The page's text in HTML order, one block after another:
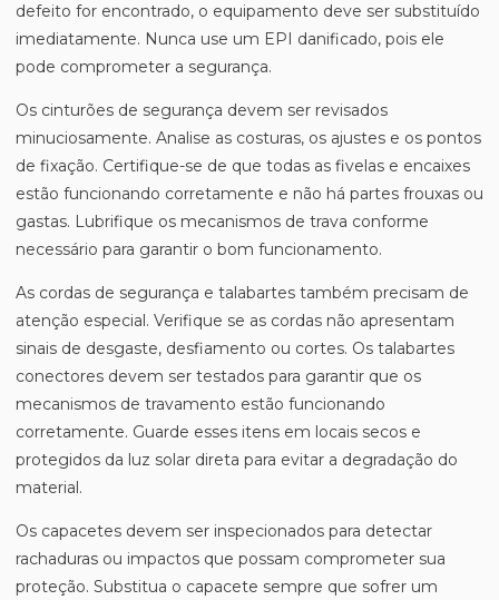
defeito for encontrado, o equipamento deve ser substituído
imediatamente. Nunca use um EPI danificado, pois ele
pode comprometer a segurança.
Os cinturões de segurança devem ser revisados
minuciosamente. Analise as costuras, os ajustes e os pontos
de fixação. Certifique-se de que todas as fivelas e encaixes
estão funcionando corretamente e não há partes frouxas ou
gastas. Lubrifique os mecanismos de trava conforme
necessário para garantir o bom funcionamento.
As cordas de segurança e talabartes também precisam de
atenção especial. Verifique se as cordas não apresentam
sinais de desgaste, desfiamento ou cortes. Os talabartes
conectores devem ser testados para garantir que os
mecanismos de travamento estão funcionando
corretamente. Guarde esses itens em locais secos e
protegidos da luz solar direta para evitar a degradação do
material.
Os capacetes devem ser inspecionados para detectar
rachaduras ou impactos que possam comprometer sua
proteção. Substitua o capacete sempre que sofrer um